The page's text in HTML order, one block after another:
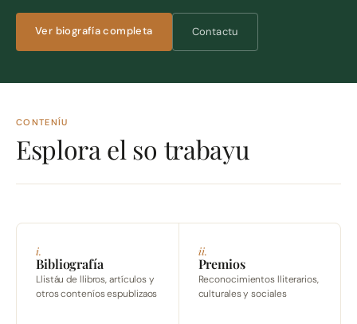
Ver biografía completa Contactu
CONTENÍU
Esplora el so trabayu
i.
Bibliografía
Llistáu de llibros, artículos y
otros conteníos espublizaos
ii.
Premios
Reconocimientos lliterarios,
culturales y sociales